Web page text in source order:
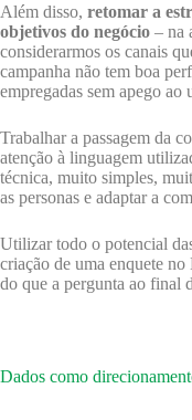
Além disso, retomar a
objetivos do negócio – na
considerarmos os canais
campanha não tem boa
empregadas sem apego ao
Trabalhar a passagem da
atenção à linguagem
técnica, muito simples,
as personas e adaptar a
Utilizar todo o potencial
criação de uma enquete
do que a pergunta ao final
Dados como